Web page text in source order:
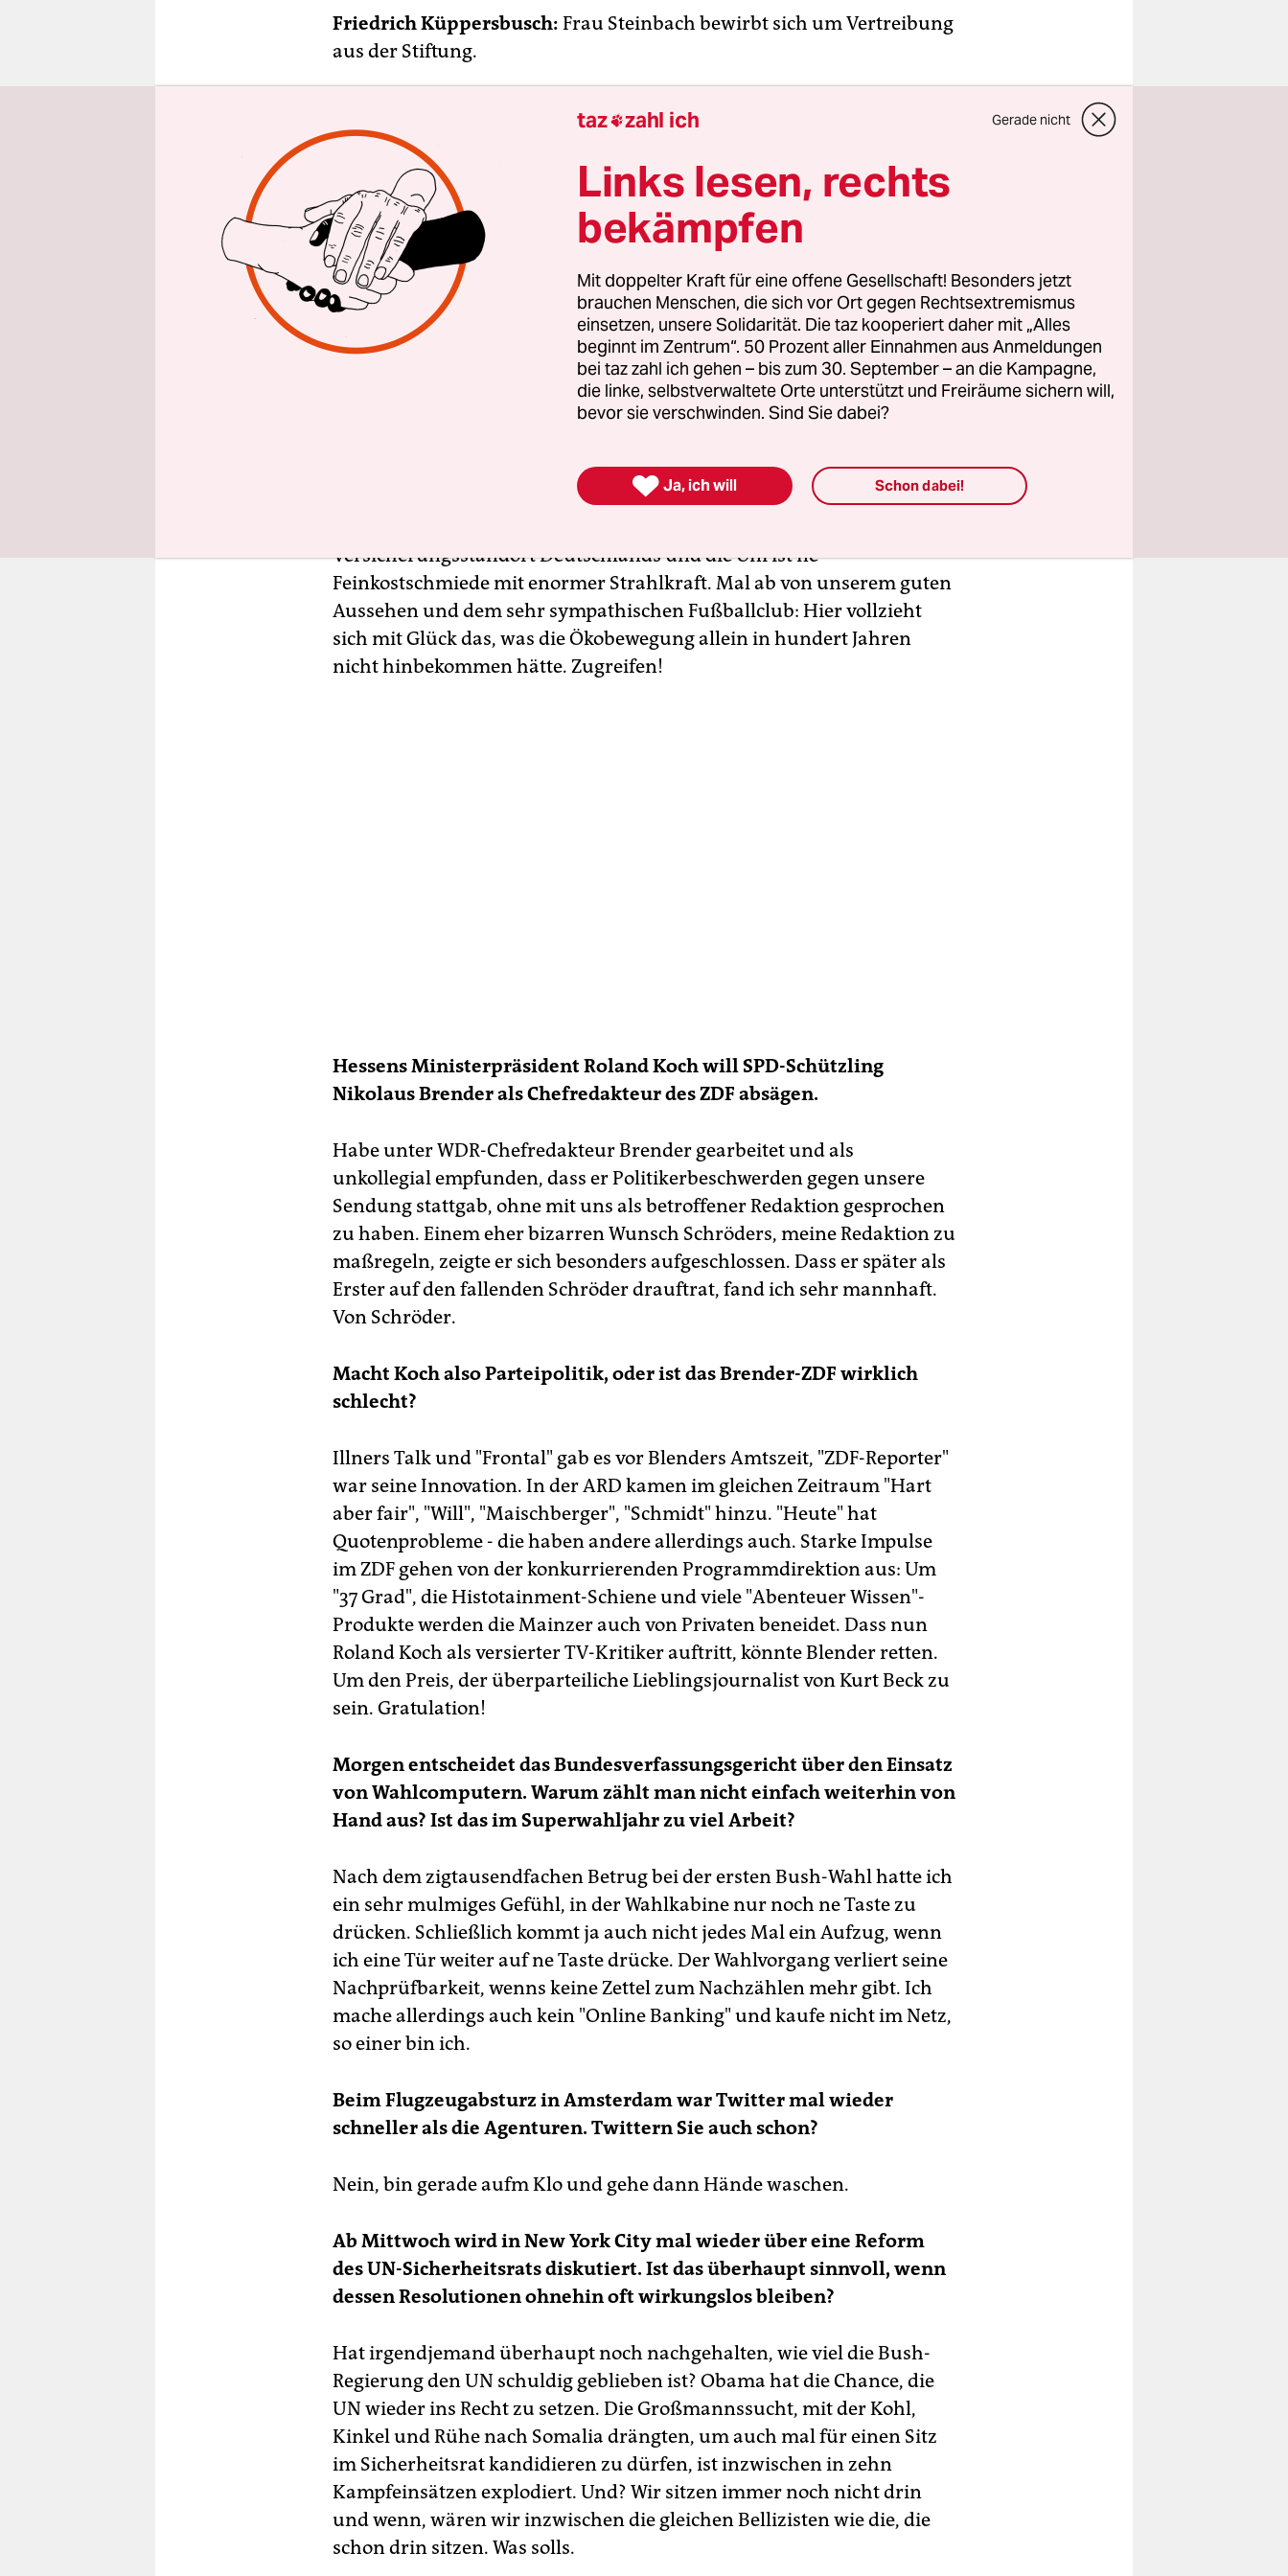
Friedrich Küppersbusch: Frau Steinbach bewirbt sich um Vertreibung
aus der Stiftung.
RyanAir plant Münztoiletten an Bord! Ralle kann unterwegs wieder
rauchen! (Gegen Aufpreis, vermutlich)
Die US-Wirtschaft ist um 6,2 Prozent geschrumpft. Das ist der
schlechteste Wert seit 25 Jahren. Wann ist endlich Schluss mit
Hiobsbotschaften?
Wenn die Staatskohle alle ist. Man müsste als Unternehmer und
Manager doch bescheuert sein, wenn man heute zugäbe : Uns gehts
okay. Hey … und haben wir das nicht die letzten 30 Jahre gefordert: weg
zum Teufel gucken wir auf die Lage nicht als großes Platzschaffen für
die bessere Wirtschaftsweise, die besseren Produkte? Hier in Dortmund
Versicherungsstandort Deutschlands und die Uni ist ne
Feinkostschmiede mit enormer Strahlkraft. Mal ab von unserem guten
Aussehen und dem sehr sympathischen Fußballclub: Hier vollzieht
sich mit Glück das, was die Ökobewegung allein in hundert Jahren
nicht hinbekommen hätte. Zugreifen!
Hessens Ministerpräsident Roland Koch will SPD-Schützling
Nikolaus Brender als Chefredakteur des ZDF absägen.
Habe unter WDR-Chefredakteur Brender gearbeitet und als
unkollegial empfunden, dass er Politikerbeschwerden gegen unsere
Sendung stattgab, ohne mit uns als betroffener Redaktion gesprochen
zu haben. Einem eher bizarren Wunsch Schröders, meine Redaktion zu
maßregeln, zeigte er sich besonders aufgeschlossen. Dass er später als
Erster auf den fallenden Schröder drauftrat, fand ich sehr mannhaft.
Von Schröder.
Macht Koch also Parteipolitik, oder ist das Brender-ZDF wirklich
schlecht?
Illners Talk und "Frontal" gab es vor Blenders Amtszeit, "ZDF-Reporter"
war seine Innovation. In der ARD kamen im gleichen Zeitraum "Hart
aber fair", "Will", "Maischberger", "Schmidt" hinzu. "Heute" hat
Quotenprobleme - die haben andere allerdings auch. Starke Impulse
im ZDF gehen von der konkurrierenden Programmdirektion aus: Um
"37 Grad", die Histotainment-Schiene und viele "Abenteuer Wissen"-
Produkte werden die Mainzer auch von Privaten beneidet. Dass nun
Roland Koch als versierter TV-Kritiker auftritt, könnte Blender retten.
Um den Preis, der überparteiliche Lieblingsjournalist von Kurt Beck zu
sein. Gratulation!
Morgen entscheidet das Bundesverfassungsgericht über den Einsatz
von Wahlcomputern. Warum zählt man nicht einfach weiterhin von
Hand aus? Ist das im Superwahljahr zu viel Arbeit?
Nach dem zigtausendfachen Betrug bei der ersten Bush-Wahl hatte ich
ein sehr mulmiges Gefühl, in der Wahlkabine nur noch ne Taste zu
drücken. Schließlich kommt ja auch nicht jedes Mal ein Aufzug, wenn
ich eine Tür weiter auf ne Taste drücke. Der Wahlvorgang verliert seine
Nachprüfbarkeit, wenns keine Zettel zum Nachzählen mehr gibt. Ich
mache allerdings auch kein "Online Banking" und kaufe nicht im Netz,
so einer bin ich.
Beim Flugzeugabsturz in Amsterdam war Twitter mal wieder
schneller als die Agenturen. Twittern Sie auch schon?
Nein, bin gerade aufm Klo und gehe dann Hände waschen.
Ab Mittwoch wird in New York City mal wieder über eine Reform
des UN-Sicherheitsrats diskutiert. Ist das überhaupt sinnvoll, wenn
dessen Resolutionen ohnehin oft wirkungslos bleiben?
Hat irgendjemand überhaupt noch nachgehalten, wie viel die Bush-
Regierung den UN schuldig geblieben ist? Obama hat die Chance, die
UN wieder ins Recht zu setzen. Die Großmannssucht, mit der Kohl,
Kinkel und Rühe nach Somalia drängten, um auch mal für einen Sitz
im Sicherheitsrat kandidieren zu dürfen, ist inzwischen in zehn
Kampfeinsätzen explodiert. Und? Wir sitzen immer noch nicht drin
und wenn, wären wir inzwischen die gleichen Bellizisten wie die, die
schon drin sitzen. Was solls.
taz zahl ich Gerade nicht
Links lesen, rechts
bekämpfen
Mit doppelter Kraft für eine offene Gesellschaft! Besonders jetzt
brauchen Menschen, die sich vor Ort gegen Rechtsextremismus
einsetzen, unsere Solidarität. Die taz kooperiert daher mit „Alles
beginnt im Zentrum“. 50 Prozent aller Einnahmen aus Anmeldungen
bei taz zahl ich gehen – bis zum 30. September – an die Kampagne,
die linke, selbstverwaltete Orte unterstützt und Freiräume sichern will,
bevor sie verschwinden. Sind Sie dabei?
 Ja, ich will Schon dabei!